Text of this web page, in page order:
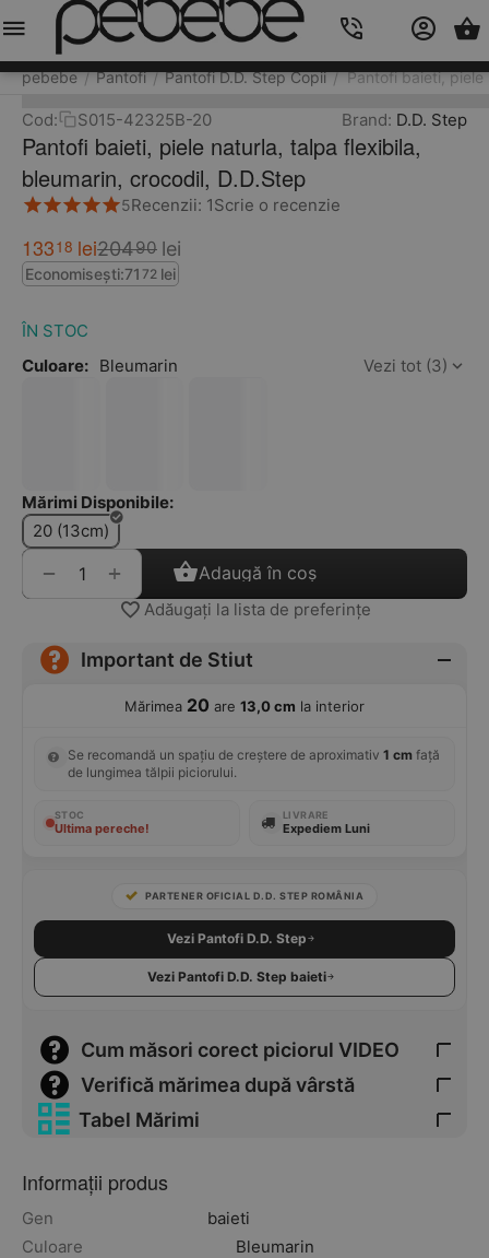
pebebe / Pantofi / Pantofi D.D. Step Copii / Pantofi baieti, piele
Cod: S015-42325B-20 Brand: D.D. Step
Pantofi baieti, piele naturla, talpa flexibila,
bleumarin, crocodil, D.D.Step
5Recenzii: 1Scrie o recenzie
13318 lei20490 lei
Economisești:71 72 lei
ÎN STOC
Culoare: Bleumarin Vezi tot (3)
Mărimi Disponibile:
20 (13cm)
+
− Adaugă în coș
Adăugați la lista de preferințe
Important de Stiut
Mărimea 20 are 13,0 cm la interior
Se recomandă un spațiu de creștere de aproximativ 1 cm față
de lungimea tălpii piciorului.
STOC
Ultima pereche!
LIVRARE
Expediem Luni
PARTENER OFICIAL D.D. STEP ROMÂNIA
Vezi Pantofi D.D. Step
Vezi Pantofi D.D. Step baieti
Cum măsori corect piciorul VIDEO
Verifică mărimea după vârstă
Tabel Mărimi
Informații produs
Gen
baieti
Culoare
Bleumarin
Meniu Caută Cos